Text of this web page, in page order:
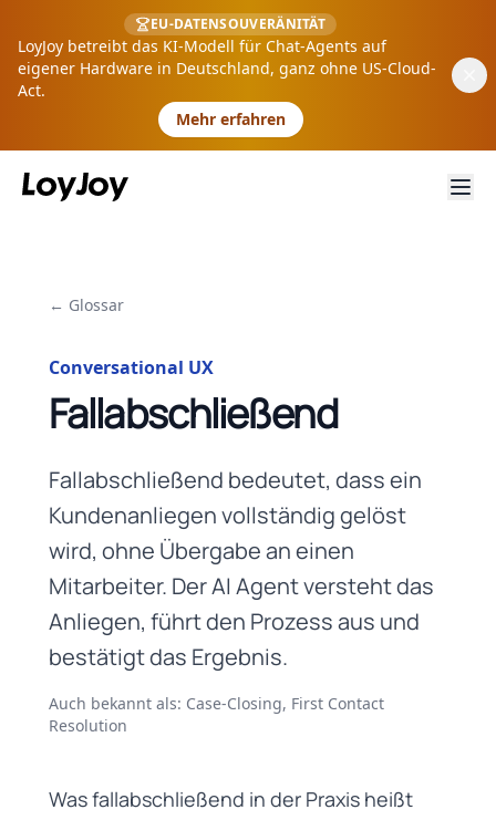
EU-DATENSOUVERÄNITÄT
LoyJoy betreibt das KI-Modell für Chat-Agents auf
eigener Hardware in Deutschland, ganz ohne US-Cloud-
Act.
Mehr erfahren
← Glossar
Conversational UX
Fallabschließend
Fallabschließend bedeutet, dass ein
Kundenanliegen vollständig gelöst
wird, ohne Übergabe an einen
Mitarbeiter. Der AI Agent versteht das
Anliegen, führt den Prozess aus und
bestätigt das Ergebnis.
Auch bekannt als: Case-Closing, First Contact
Resolution
Was fallabschließend in der Praxis heißt